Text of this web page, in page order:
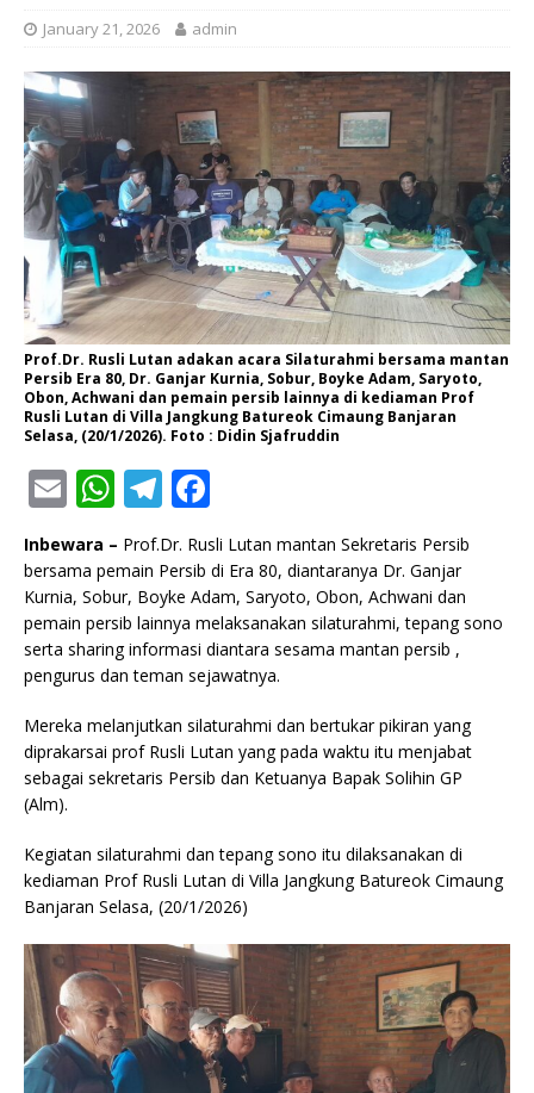
January 21, 2026 admin
Prof.Dr. Rusli Lutan adakan acara Silaturahmi bersama mantan
Persib Era 80, Dr. Ganjar Kurnia, Sobur, Boyke Adam, Saryoto,
Obon, Achwani dan pemain persib lainnya di kediaman Prof
Rusli Lutan di Villa Jangkung Batureok Cimaung Banjaran
Selasa, (20/1/2026). Foto : Didin Sjafruddin
E
ai
l
W
h
at
s
A
p
p
T
el
e
g
ra
m
a
c
e
b
o
o
k
Inbewara – Prof.Dr. Rusli Lutan mantan Sekretaris Persib
bersama pemain Persib di Era 80, diantaranya Dr. Ganjar
Kurnia, Sobur, Boyke Adam, Saryoto, Obon, Achwani dan
pemain persib lainnya melaksanakan silaturahmi, tepang sono
serta sharing informasi diantara sesama mantan persib ,
pengurus dan teman sejawatnya.
Mereka melanjutkan silaturahmi dan bertukar pikiran yang
diprakarsai prof Rusli Lutan yang pada waktu itu menjabat
sebagai sekretaris Persib dan Ketuanya Bapak Solihin GP
(Alm).
Kegiatan silaturahmi dan tepang sono itu dilaksanakan di
kediaman Prof Rusli Lutan di Villa Jangkung Batureok Cimaung
Banjaran Selasa, (20/1/2026)